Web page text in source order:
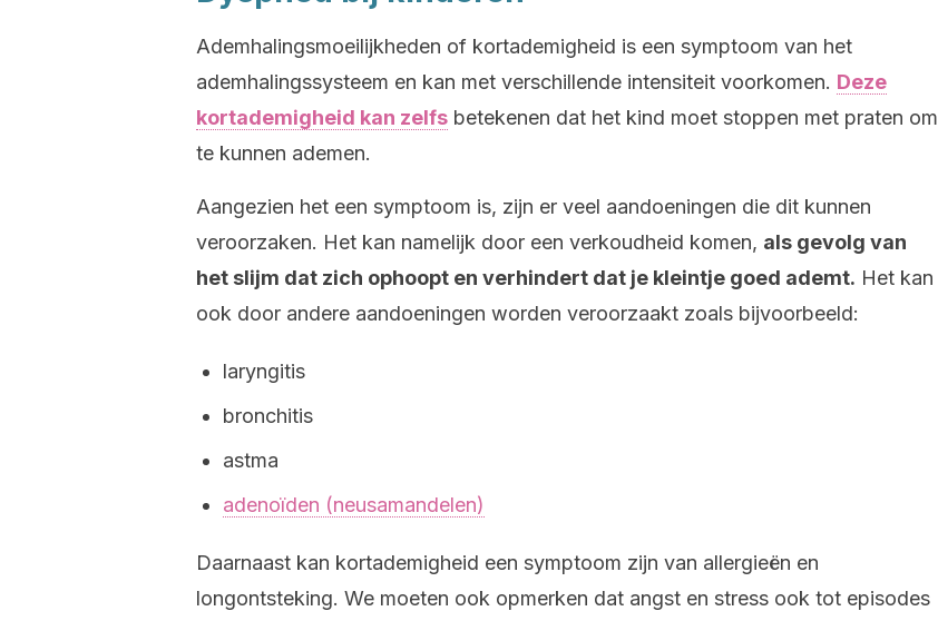
Ademhalingsmoeilijkheden of kortademigheid is een symptoom van het
ademhalingssysteem en kan met verschillende intensiteit voorkomen. Deze
kortademigheid kan zelfs betekenen dat het kind moet stoppen met praten om
te kunnen ademen.
Aangezien het een symptoom is, zijn er veel aandoeningen die dit kunnen
veroorzaken. Het kan namelijk door een verkoudheid komen, als gevolg van
het slijm dat zich ophoopt en verhindert dat je kleintje goed ademt. Het kan
ook door andere aandoeningen worden veroorzaakt zoals bijvoorbeeld:
laryngitis
bronchitis
astma
adenoïden (neusamandelen)
Daarnaast kan kortademigheid een symptoom zijn van allergieën en
longontsteking. We moeten ook opmerken dat angst en stress ook tot episodes